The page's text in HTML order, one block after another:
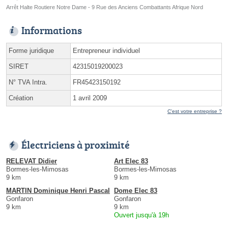
Arrêt Halte Routiere Notre Dame - 9 Rue des Anciens Combattants Afrique Nord
Informations
Forme juridique Entrepreneur individuel
SIRET 42315019200023
N° TVA Intra. FR45423150192
Création 1 avril 2009
C'est votre entreprise ?
Électriciens à proximité
RELEVAT Didier
Bormes-les-Mimosas
9 km
Art Elec 83
Bormes-les-Mimosas
9 km
MARTIN Dominique Henri Pascal
Gonfaron
9 km
Dome Elec 83
Gonfaron
9 km
Ouvert jusqu'à 19h